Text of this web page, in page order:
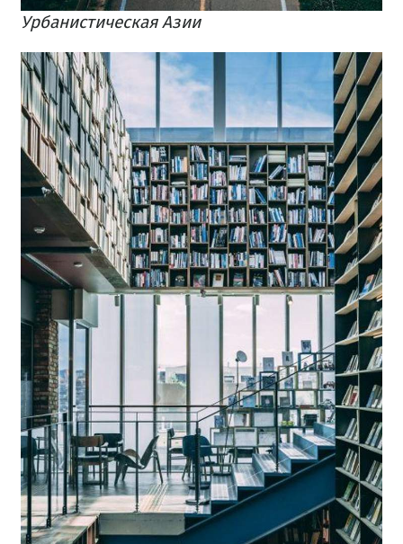
Урбанистическая Азии